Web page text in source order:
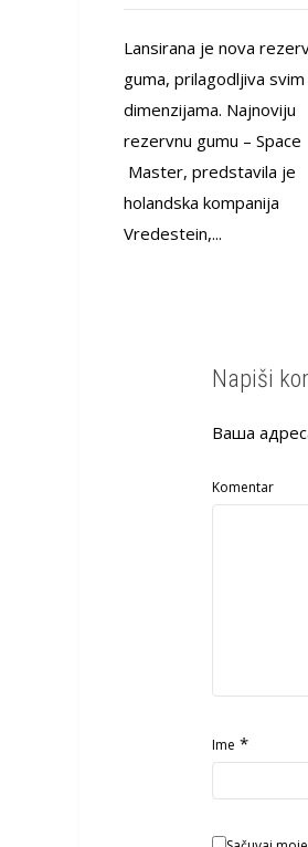
Lansirana je nova
guma, prilagodljiva svim
dimenzijama. Najnoviju
rezervnu gumu – Space
Master, predstavila je
holandska kompanija
Vredestein,...
Napiši
Ваша
Komentar
Ime *